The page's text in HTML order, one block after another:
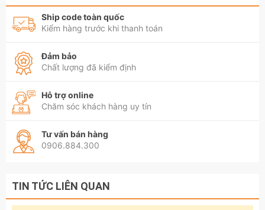
Ship code toàn quốc
Kiểm hàng trước khi thanh toán
Đảm bảo
Chất lượng đã kiểm định
Hỗ trợ online
Chăm sóc khách hàng uy tín
Tư vấn bán hàng
0906.884.300
TIN TỨC LIÊN QUAN